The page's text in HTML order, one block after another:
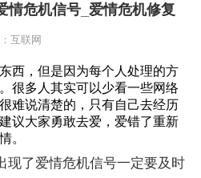
危机信号_爱情危机修复
互联网
西，但是因为每个人处理的方
很多人其实可以少看一些网络
难说清楚的，只有自己去经历
议大家勇敢去爱，爱错了重新
。
现了爱情危机信号一定要及时